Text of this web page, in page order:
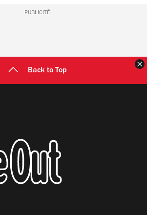
PUBLICITÉ
Back to Top